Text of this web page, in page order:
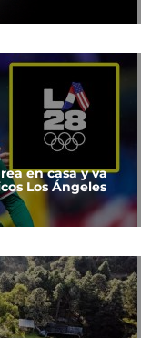
en casa y va
Los Ángeles